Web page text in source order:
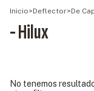
Inicio>Deflector>De
- Hilux
No tenemos